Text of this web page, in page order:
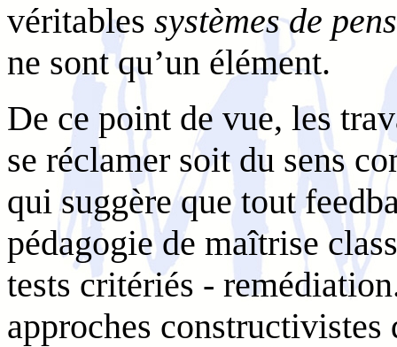
véritables systèmes de
ne sont qu’un élément.
De ce point de vue, les
se réclamer soit du sens
qui suggère que tout
pédagogie de maîtrise
tests critériés -
approches constructivistes